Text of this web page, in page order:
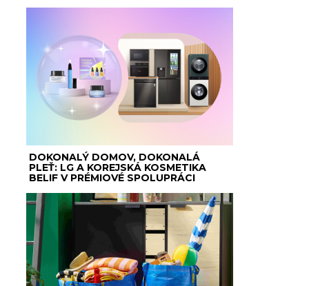
DOKONALÝ DOMOV, DOKONALÁ
PLEŤ: LG A KOREJSKÁ KOSMETIKA
BELIF V PRÉMIOVÉ SPOLUPRÁCI